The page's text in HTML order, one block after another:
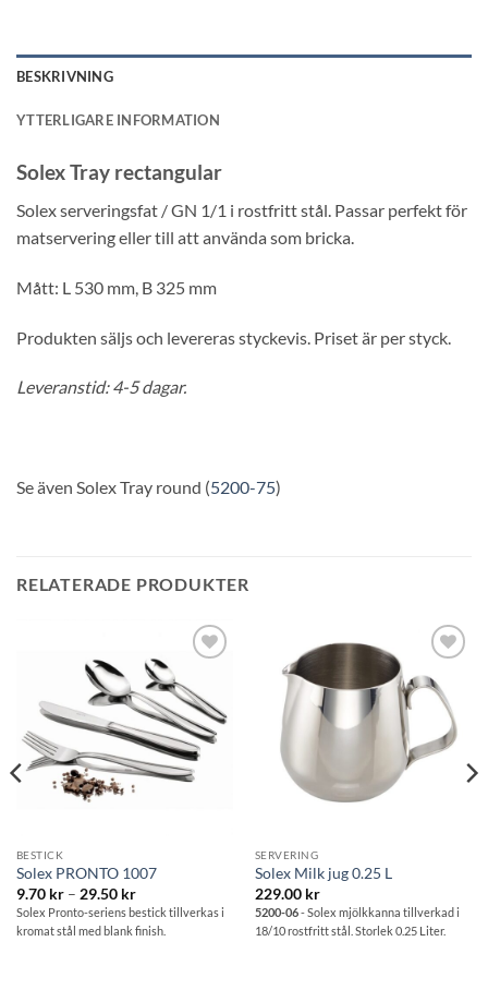
BESKRIVNING
YTTERLIGARE INFORMATION
Solex Tray rectangular
Solex serveringsfat / GN 1/1 i rostfritt stål. Passar perfekt för
matservering eller till att använda som bricka.
Mått: L 530 mm, B 325 mm
Produkten säljs och levereras styckevis. Priset är per styck.
Leveranstid: 4-5 dagar.
Se även Solex Tray round (5200-75)
RELATERADE PRODUKTER
Lägg till i
önskelistan
BESTICK
Solex PRONTO 1007
9.70 kr – 29.50 krPrisintervall:
9.70 kr
till
29.50 kr
Solex Pronto-seriens bestick tillverkas i
kromat stål med blank finish.
Lägg till i
önskelistan
SERVERING
Solex Milk jug 0.25 L
229.00 kr
5200-06- Solex mjölkkanna tillverkad i
18/10 rostfritt stål. Storlek 0.25 Liter.